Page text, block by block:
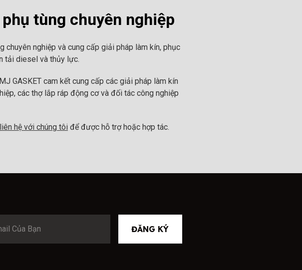
tùng chuyên nghiệp
nghiệp và cung cấp giải pháp làm kín, phục
tải diesel và thủy lực.
GASKET cam kết cung cấp các giải pháp làm kín
các thợ lắp ráp động cơ và đối tác công nghiệp
liên hệ với chúng tôi để được hỗ trợ hoặc hợp tác.
ĐĂNG KÝ